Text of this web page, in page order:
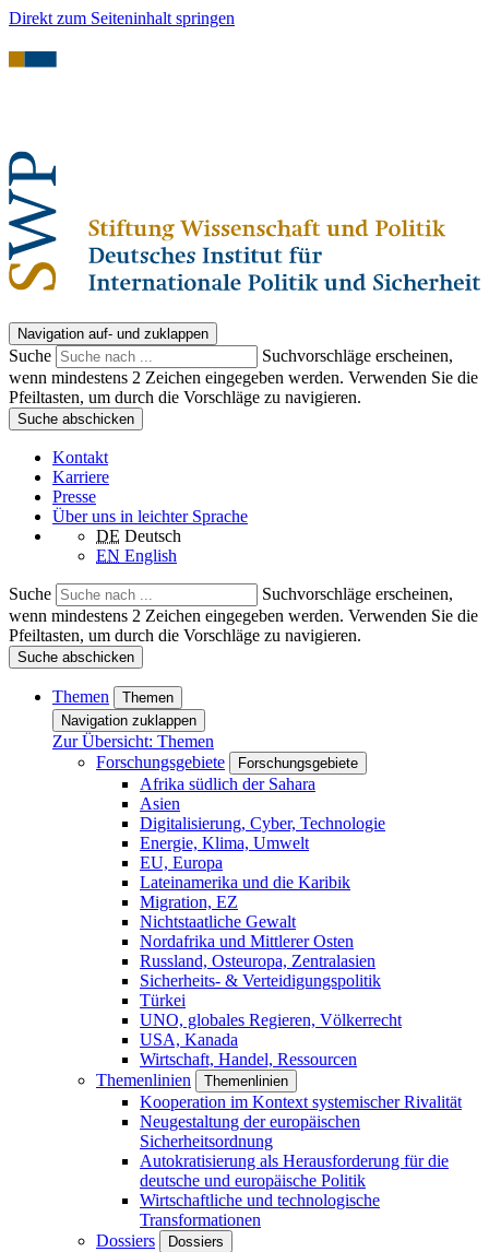
Direkt zum Seiteninhalt springen
Navigation auf- und zuklappen
Suche
Suchvorschläge erscheinen,
wenn mindestens 2 Zeichen eingegeben werden. Verwenden Sie die
Pfeiltasten, um durch die Vorschläge zu navigieren.
Suche abschicken
Kontakt
Karriere
Presse
Über uns in leichter Sprache
DE Deutsch
EN English
Suche
Suchvorschläge erscheinen,
wenn mindestens 2 Zeichen eingegeben werden. Verwenden Sie die
Pfeiltasten, um durch die Vorschläge zu navigieren.
Suche abschicken
Themen
Themen
Navigation zuklappen
Zur Übersicht: Themen
Forschungsgebiete
Forschungsgebiete
Afrika südlich der Sahara
Asien
Digitalisierung, Cyber, Technologie
Energie, Klima, Umwelt
EU, Europa
Lateinamerika und die Karibik
Migration, EZ
Nichtstaatliche Gewalt
Nordafrika und Mittlerer Osten
Russland, Osteuropa, Zentralasien
Sicherheits- & Verteidigungspolitik
Türkei
UNO, globales Regieren, Völkerrecht
USA, Kanada
Wirtschaft, Handel, Ressourcen
Themenlinien
Themenlinien
Kooperation im Kontext systemischer Rivalität
Neugestaltung der europäischen
Sicherheitsordnung
Autokratisierung als Herausforderung für die
deutsche und europäische Politik
Wirtschaftliche und technologische
Transformationen
Dossiers
Dossiers